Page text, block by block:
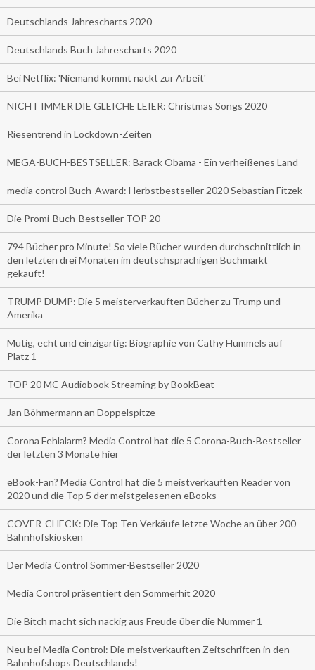
Deutschlands Jahrescharts 2020
Deutschlands Buch Jahrescharts 2020
Bei Netflix: 'Niemand kommt nackt zur Arbeit'
NICHT IMMER DIE GLEICHE LEIER: Christmas Songs 2020
Riesentrend in Lockdown-Zeiten
MEGA-BUCH-BESTSELLER: Barack Obama - Ein verheißenes Land
media control Buch-Award: Herbstbestseller 2020 Sebastian Fitzek
Die Promi-Buch-Bestseller TOP 20
794 Bücher pro Minute! So viele Bücher wurden durchschnittlich in
den letzten drei Monaten im deutschsprachigen Buchmarkt
gekauft!
TRUMP DUMP: Die 5 meisterverkauften Bücher zu Trump und
Amerika
Mutig, echt und einzigartig: Biographie von Cathy Hummels auf
Platz 1
TOP 20 MC Audiobook Streaming by BookBeat
Jan Böhmermann an Doppelspitze
Corona Fehlalarm? Media Control hat die 5 Corona-Buch-Bestseller
der letzten 3 Monate hier
eBook-Fan? Media Control hat die 5 meistverkauften Reader von
2020 und die Top 5 der meistgelesenen eBooks
COVER-CHECK: Die Top Ten Verkäufe letzte Woche an über 200
Bahnhofskiosken
Der Media Control Sommer-Bestseller 2020
Media Control präsentiert den Sommerhit 2020
Die Bitch macht sich nackig aus Freude über die Nummer 1
Neu bei Media Control: Die meistverkauften Zeitschriften in den
Bahnhofshops Deutschlands!